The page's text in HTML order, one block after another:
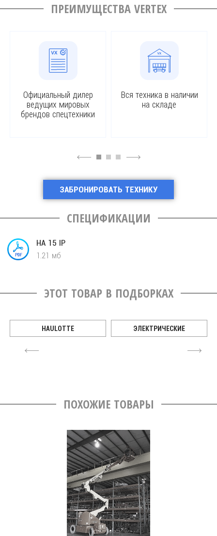
ПРЕИМУЩЕСТВА VERTEX
Официальный дилер
ведущих мировых
брендов спецтехники
Вся техника в наличии
на складе
4 6
ЗАБРОНИРОВАТЬ ТЕХНИКУ
CПЕЦИФИКАЦИИ
HA 15 IP
1.21 мб
ЭТОТ ТОВАР В ПОДБОРКАХ
4
HAULOTTE ЭЛЕКТРИЧЕСКИЕ
6
ПОХОЖИЕ ТОВАРЫ